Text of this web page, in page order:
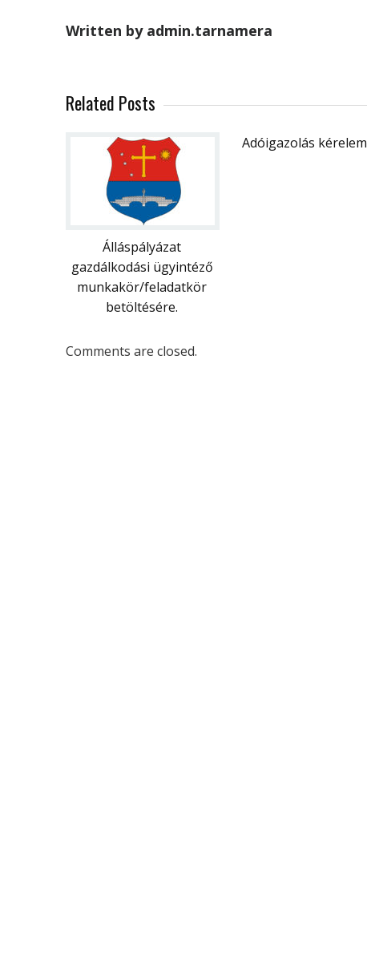
Written by admin.tarnamera
Related Posts
Álláspályázat
gazdálkodási ügyintéző
munkakör/feladatkör
betöltésére.
Adóigazolás kérelem
Comments are closed.